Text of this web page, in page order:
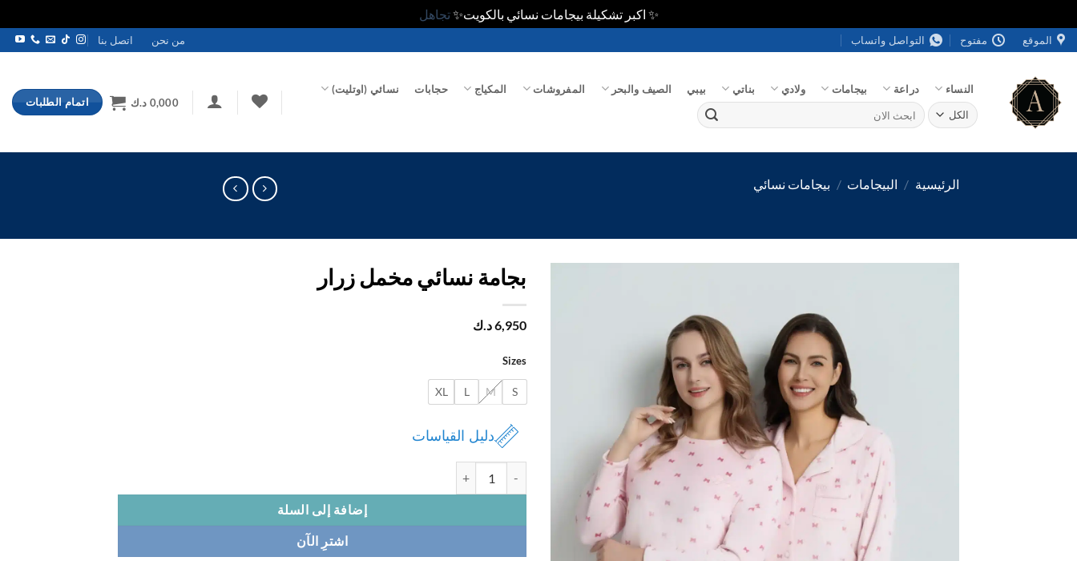
✨ اكبر تشكيلة بيجامات نسائي بالكويت✨تجاهل
تخطي
للمحتوى
الموقع مفتوح التواصل واتساب من نحن اتصل بنا
النساء دراعة بيجامات ولادي بناتي بيبي الصيف والبحر المفروشات المكياج حجابات نسائي (اوتليت)
البحث
عن:
0,000 د.ك اتمام الطلبات
الرئيسية / البيجامات / بيجامات نسائي
بجامة نسائي مخمل زرار
6,950د.ك
Sizes
S
M
L
XL
دليل القياسات
إضافة إلى السلة
اشترِ الآن